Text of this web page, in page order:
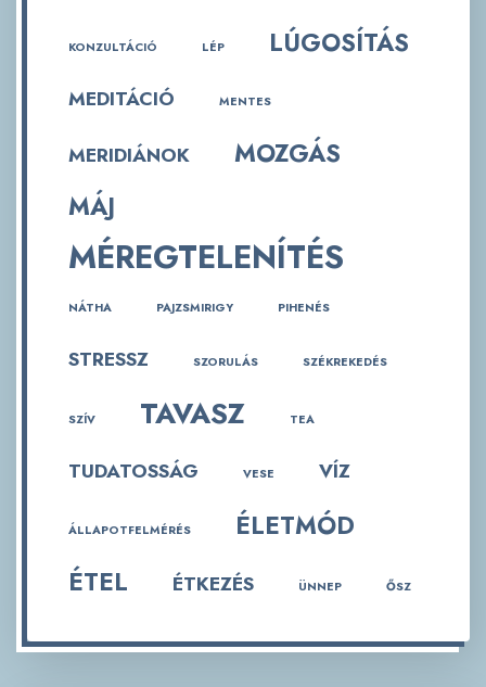
KONZULTÁCIÓ LÉP LÚGOSÍTÁS
MEDITÁCIÓ MENTES
MERIDIÁNOK
MOZGÁS
MÁJ
MÉREGTELENÍTÉS
NÁTHA PAJZSMIRIGY PIHENÉS
STRESSZ SZORULÁS SZÉKREKEDÉS
SZÍV TAVASZ TEA
TUDATOSSÁG VESE VÍZ
ÁLLAPOTFELMÉRÉS
ÉLETMÓD
ÉTEL
ÉTKEZÉS ÜNNEP ŐSZ